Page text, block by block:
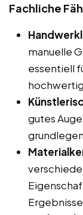
Fachliche
manuelle
essentiell
gutes